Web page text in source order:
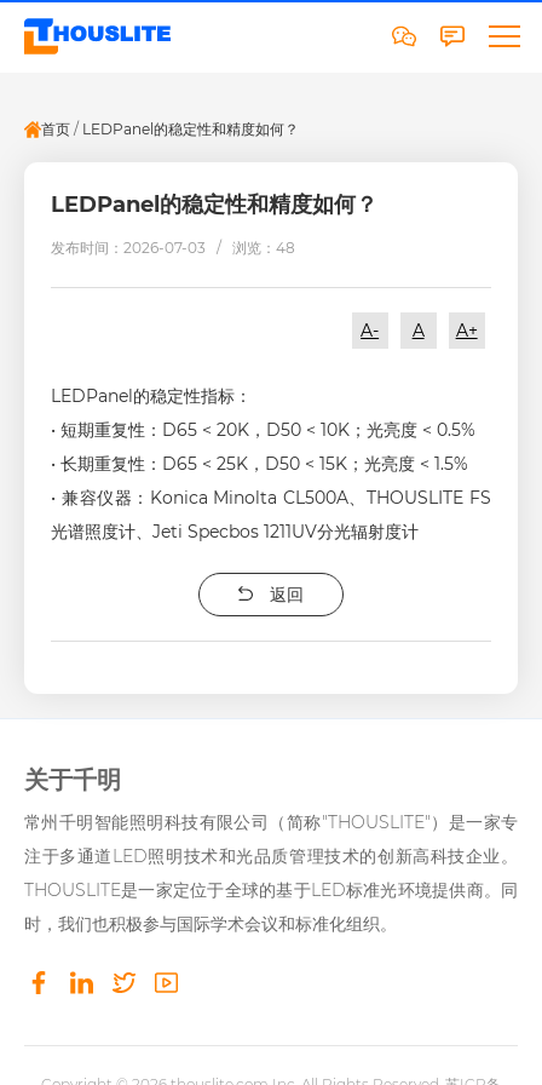
首页 / LEDPanel的稳定性和精度如何？
LEDPanel的稳定性和精度如何？
发布时间：2026-07-03 /浏览：48
A- A A+
LEDPanel的稳定性指标：
• 短期重复性：D65 < 20K，D50 < 10K；光亮度 < 0.5%
• 长期重复性：D65 < 25K，D50 < 15K；光亮度 < 1.5%
• 兼容仪器：Konica Minolta CL500A、THOUSLITE FS
光谱照度计、Jeti Specbos 1211UV分光辐射度计
返回
关于千明
常州千明智能照明科技有限公司（简称"THOUSLITE"）是一家专
注于多通道LED照明技术和光品质管理技术的创新高科技企业。
THOUSLITE是一家定位于全球的基于LED标准光环境提供商。同
时，我们也积极参与国际学术会议和标准化组织。